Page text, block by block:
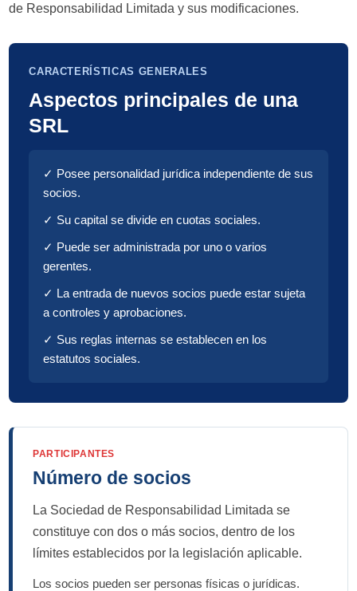
de Responsabilidad Limitada y sus modificaciones.
CARACTERÍSTICAS GENERALES
Aspectos principales de una
SRL
✓ Posee personalidad jurídica independiente de sus
socios.
✓ Su capital se divide en cuotas sociales.
✓ Puede ser administrada por uno o varios
gerentes.
✓ La entrada de nuevos socios puede estar sujeta
a controles y aprobaciones.
✓ Sus reglas internas se establecen en los
estatutos sociales.
PARTICIPANTES
Número de socios
La Sociedad de Responsabilidad Limitada se
constituye con dos o más socios, dentro de los
límites establecidos por la legislación aplicable.
Los socios pueden ser personas físicas o jurídicas.